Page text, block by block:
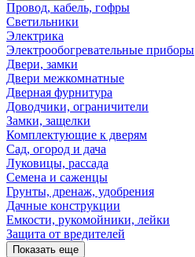
Провод, кабель, гофры
Светильники
Электрика
Электрообогревательные приборы
Двери, замки
Двери межкомнатные
Дверная фурнитура
Доводчики, ограничители
Замки, защелки
Комплектующие к дверям
Сад, огород и дача
Луковицы, рассада
Семена и саженцы
Грунты, дренаж, удобрения
Дачные конструкции
Емкости, рукомойники, лейки
Защита от вредителей
Показать еще